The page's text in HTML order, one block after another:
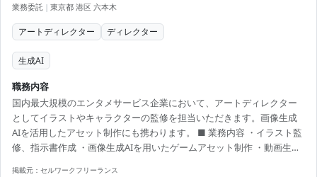
業務委託 | 東京都 港区 六本木
アートディレクター ディレクター
生成AI
職務内容
国内最大規模のエンタメサービス企業において、アートディレクター
としてイラストやキャラクターの監修を担当いただきます。画像生成
AIを活用したアセット制作にも携わります。 ■ 業務内容 ・イラスト監
修、指示書作成 ・画像生成AIを用いたゲームアセット制作 ・動画生成
掲載元： セルワークフリーランス